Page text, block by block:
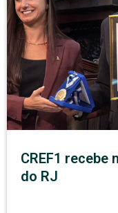
CREF1
do RJ